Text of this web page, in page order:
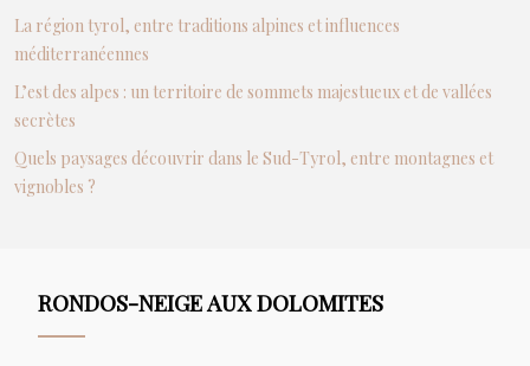
La région tyrol, entre traditions alpines et influences
méditerranéennes
L’est des alpes : un territoire de sommets majestueux et de vallées
secrètes
Quels paysages découvrir dans le Sud-Tyrol, entre montagnes et
vignobles ?
RONDOS-NEIGE AUX DOLOMITES